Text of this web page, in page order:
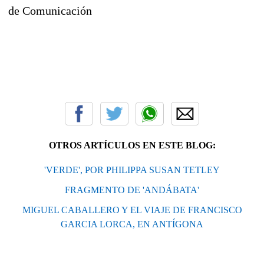
de Comunicación
OTROS ARTÍCULOS EN ESTE BLOG:
'VERDE', POR PHILIPPA SUSAN TETLEY
FRAGMENTO DE 'ANDÁBATA'
MIGUEL CABALLERO Y EL VIAJE DE FRANCISCO
GARCIA LORCA, EN ANTÍGONA